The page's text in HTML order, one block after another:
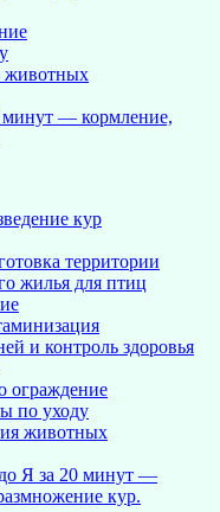
животных
минут — кормление,
кур
территории
жилья для птиц
и контроль здоровья
ограждение
по уходу
животных
Я за 20 минут —
кур.